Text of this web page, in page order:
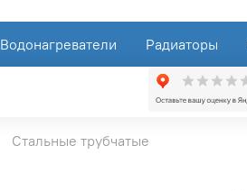
Водонагреватели Радиаторы
Стальные трубчатые